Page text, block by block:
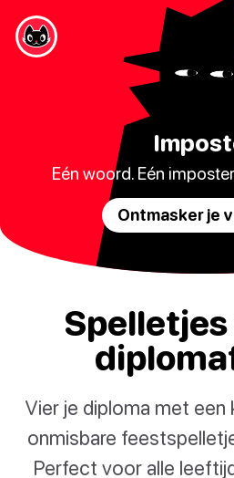
Eén woord. Eén
Ontmasker je
Spelletjes
Vier je diploma met een
onmisbare
Perfect voor alle